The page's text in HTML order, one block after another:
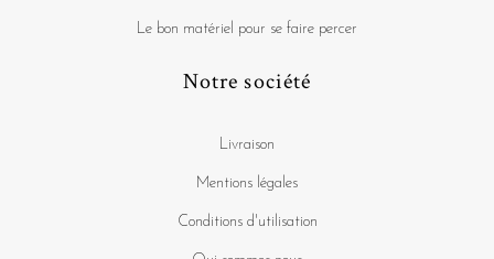
Le bon matériel pour se faire percer
Notre société
Livraison
Mentions légales
Conditions d'utilisation